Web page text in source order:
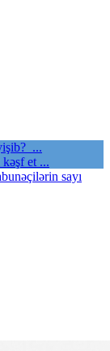
...
et ...
sayı